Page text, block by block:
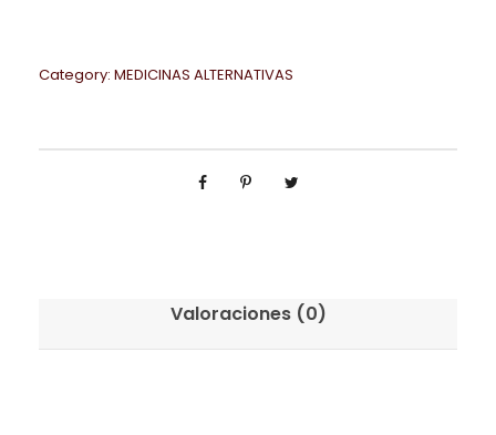
Category: MEDICINAS ALTERNATIVAS
Valoraciones (0)